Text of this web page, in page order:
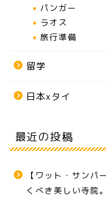
パンガー
ラオス
旅行準備
留学
日本xタイ
最近の投稿
【ワット・サンパ
くべき美しい寺院。